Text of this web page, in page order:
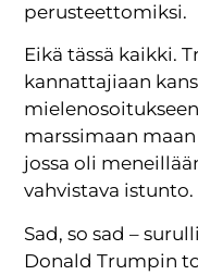
perusteettomiksi.
Eikä tässä kaikki.
kannattajiaan
marssimaan
jossa oli
vahvistava istunto.
Sad, so sad –
Donald Trumpin